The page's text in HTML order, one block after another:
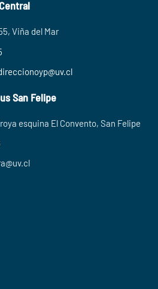
Viña del Mar
San Felipe
esquina El Convento, San Felipe